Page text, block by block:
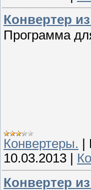
Конвертер
Программа
Конвертеры.
10.03.2013
Конвертер